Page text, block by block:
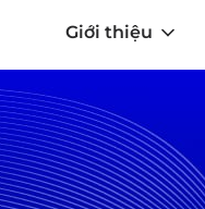
Giới thiệu